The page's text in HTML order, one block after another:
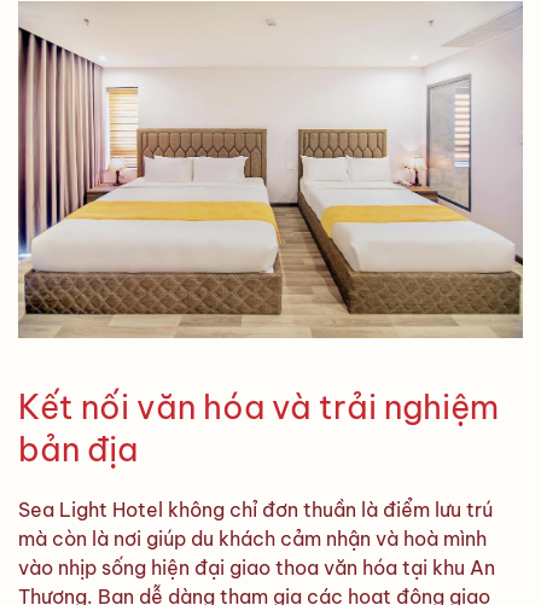
Kết nối văn hóa và trải nghiệm
bản địa
Sea Light Hotel không chỉ đơn thuần là điểm lưu trú
mà còn là nơi giúp du khách cảm nhận và hoà mình
vào nhịp sống hiện đại giao thoa văn hóa tại khu An
Thượng. Bạn dễ dàng tham gia các hoạt động giao